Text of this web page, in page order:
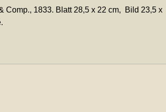
Comp., 1833. Blatt 28,5 x 22 cm, Bild 23,5 x